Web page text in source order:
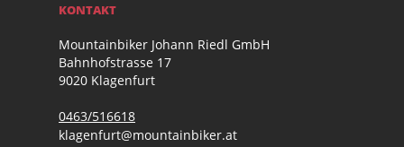
KONTAKT
Mountainbiker Johann Riedl GmbH
Bahnhofstrasse 17
9020 Klagenfurt
0463/516618
klagenfurt@mountainbiker.at